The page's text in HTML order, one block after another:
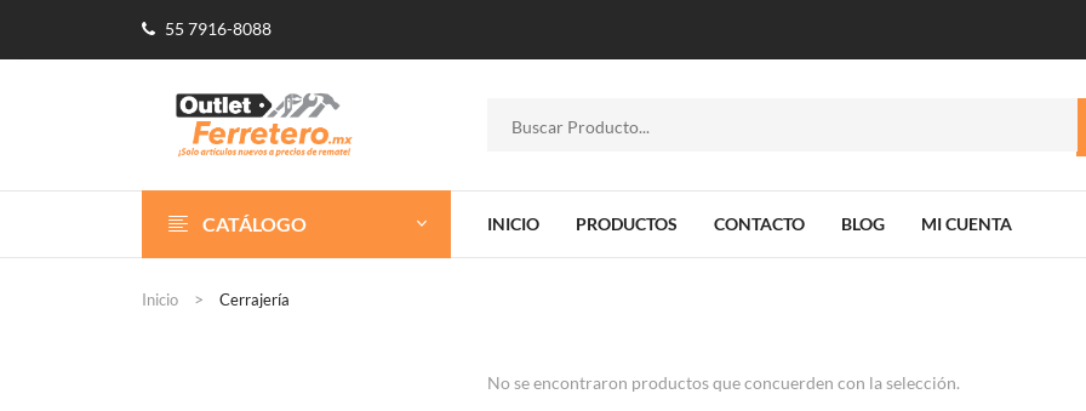
55 7916-8088
CATÁLOGO INICIO PRODUCTOS CONTACTO BLOG MI CUENTA
Inicio Cerrajería
No se encontraron productos que concuerden con la selección.